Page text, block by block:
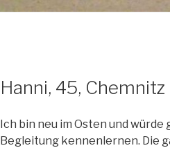
Hanni, 45, Chemnitz
Ich bin neu im Osten und
Begleitung kennenlernen. Die